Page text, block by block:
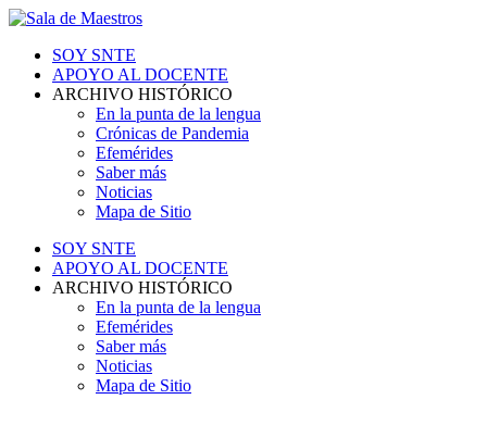
SOY SNTE
APOYO AL DOCENTE
ARCHIVO HISTÓRICO
En la punta de la lengua
Crónicas de Pandemia
Efemérides
Saber más
Noticias
Mapa de Sitio
SOY SNTE
APOYO AL DOCENTE
ARCHIVO HISTÓRICO
En la punta de la lengua
Efemérides
Saber más
Noticias
Mapa de Sitio